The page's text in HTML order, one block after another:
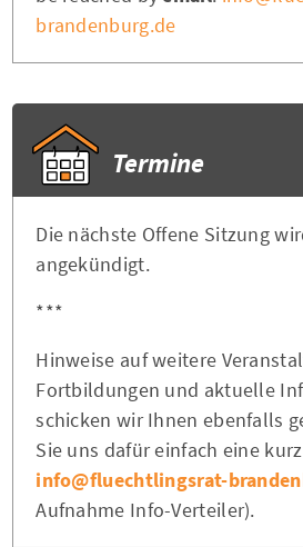
brandenburg.de
Termine
Die nächste Offene Sitzung
angekündigt.
***
Hinweise auf weitere
Fortbildungen und aktuelle
schicken wir Ihnen ebenfalls
Sie uns dafür einfach eine
info@fluechtlingsrat-
Aufnahme Info-Verteiler).